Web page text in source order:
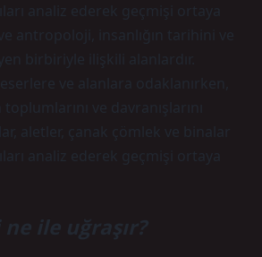
analiz ederek geçmişi ortaya
ve antropoloji, insanlığın tarihini ve
birbiriyle ilişkili alanlardır.
ve alanlara odaklanırken,
ve davranışlarını
aletler, çanak çömlek ve binalar
analiz ederek geçmişi ortaya
ile uğraşır?